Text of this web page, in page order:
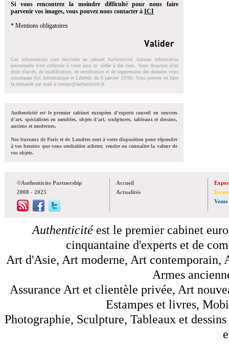
Si vous rencontrez la moindre difficulté pour nous faire
parvenir vos images, vous pouvez nous contacter à ICI
* Mentions obligatoires
Ces informations sont destinées au cabinet Authenticité. Aucune information
personnelle n'est collectée à votre insu ni cédée à des tiers. Vous disposez d'un
droit d'accés, de modification, de rectification et de suppression des données vous
concernant (loi Informatique et Libertés du 6 janvier 1978). Vous pouvez en faire
la demande par mail à contact@authenticite.fr.
Authenticité est le premier cabinet européen d'experts conseil en oeuvres
d'art, spécialistes en meubles, objets d'art, sculptures, tableaux et dessins,
anciens et modernes.
Nos bureaux de Paris et de Londres sont à votre disposition pour répondre
à vos besoins que vous souhaitiez acheter, vendre ou connaître la valeur de
vos objets.
©Authenticite Partnership
2008 - 2025
Accueil
Actualités
Vente
Authenticitéest le premier cabinet
cinquantaine d'experts et de
Art d'Asie, Art moderne, Art contemporain,
Armes
Assurance Art et clientèle privée, Art
Estampes et livres,
Photographie, Sculpture, Tableaux et